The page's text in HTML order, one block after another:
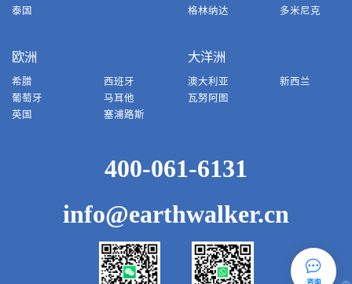
泰国
格林纳达
多米尼克
欧洲
希腊
西班牙
葡萄牙
马耳他
英国
塞浦路斯
大洋洲
澳大利亚
新西兰
瓦努阿图
400-061-6131
info@earthwalker.cn